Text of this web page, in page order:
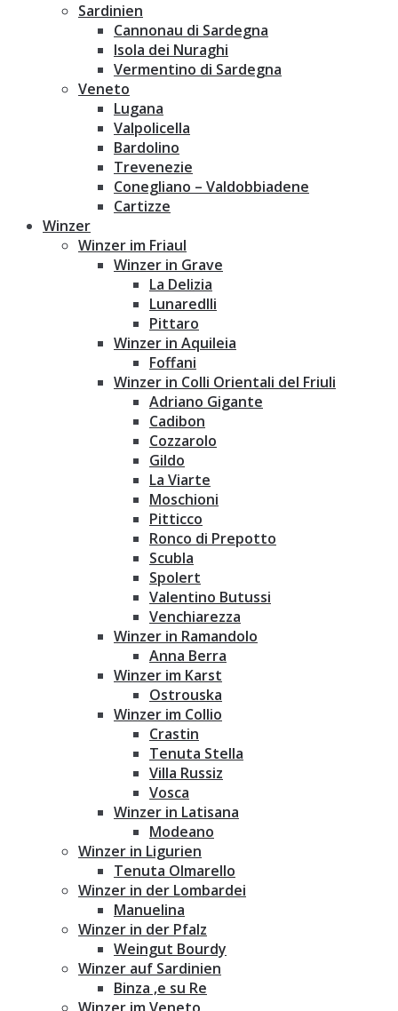
Sardinien
Cannonau di Sardegna
Isola dei Nuraghi
Vermentino di Sardegna
Veneto
Lugana
Valpolicella
Bardolino
Trevenezie
Conegliano – Valdobbiadene
Cartizze
Winzer
Winzer im Friaul
Winzer in Grave
La Delizia
Lunaredlli
Pittaro
Winzer in Aquileia
Foffani
Winzer in Colli Orientali del Friuli
Adriano Gigante
Cadibon
Cozzarolo
Gildo
La Viarte
Moschioni
Pitticco
Ronco di Prepotto
Scubla
Spolert
Valentino Butussi
Venchiarezza
Winzer in Ramandolo
Anna Berra
Winzer im Karst
Ostrouska
Winzer im Collio
Crastin
Tenuta Stella
Villa Russiz
Vosca
Winzer in Latisana
Modeano
Winzer in Ligurien
Tenuta Olmarello
Winzer in der Lombardei
Manuelina
Winzer in der Pfalz
Weingut Bourdy
Winzer auf Sardinien
Binza ‚e su Re